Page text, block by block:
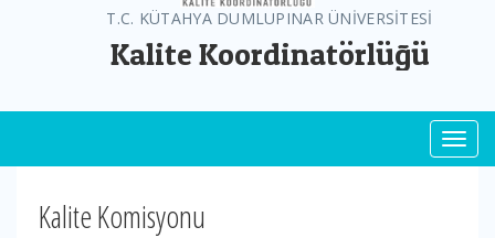
T.C. KÜTAHYA DUMLUPINAR ÜNİVERSİTESİ
Kalite Koordinatörlüğü
Kalite Komisyonu